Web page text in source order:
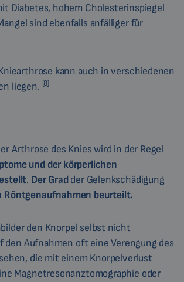
Diabetes, hohem Cholesterinspiegel
sind ebenfalls anfälliger für
kann auch in verschiedenen
liegen. [8]
Arthrose des Knies wird in der Regel
und der körperlichen
. Der Gradder Gelenkschädigung
Röntgenaufnahmen beurteilt.
den Knorpel selbst nicht
den Aufnahmen oft eine Verengung des
die mit einem Knorpelverlust
Magnetresonanztomographie oder